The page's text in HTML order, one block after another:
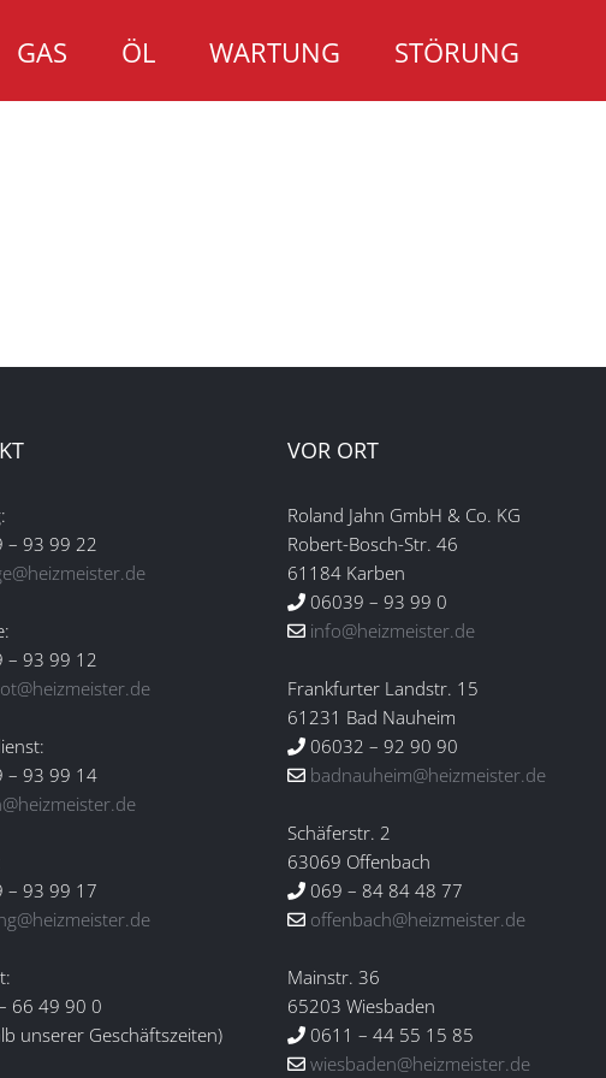
GAS ÖL WARTUNG STÖRUNG
– 93 99 22
– 93 99 12
– 93 99 14
– 93 99 17
66 49 90 0
unserer Geschäftszeiten)
VOR ORT
Roland Jahn GmbH & Co. KG
Robert-Bosch-Str. 46
61184 Karben
06039 – 93 99 0
info@heizmeister.de
Frankfurter Landstr. 15
61231 Bad Nauheim
06032 – 92 90 90
badnauheim@heizmeister.de
Schäferstr. 2
63069 Offenbach
069 – 84 84 48 77
offenbach@heizmeister.de
Mainstr. 36
65203 Wiesbaden
0611 – 44 55 15 85
wiesbaden@heizmeister.de